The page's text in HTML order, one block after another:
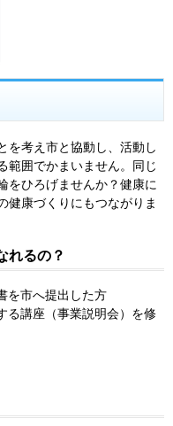
考え市と協動し、活動し
範囲でかまいません。同じ
をひろげませんか？健康に
健康づくりにもつながりま
れるの？
を市へ提出した方
る講座（事業説明会）を修